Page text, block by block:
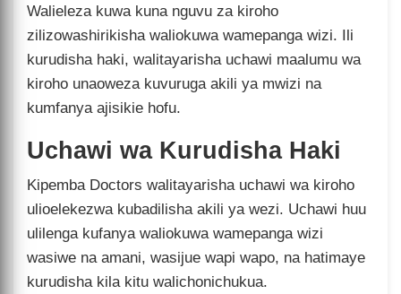
Walieleza kuwa kuna nguvu za kiroho
zilizowashirikisha waliokuwa wamepanga wizi. Ili
kurudisha haki, walitayarisha uchawi maalumu wa
kiroho unaoweza kuvuruga akili ya mwizi na
kumfanya ajisikie hofu.
Uchawi wa Kurudisha Haki
Kipemba Doctors walitayarisha uchawi wa kiroho
ulioelekezwa kubadilisha akili ya wezi. Uchawi huu
ulilenga kufanya waliokuwa wamepanga wizi
wasiwe na amani, wasijue wapi wapo, na hatimaye
kurudisha kila kitu walichonichukua.